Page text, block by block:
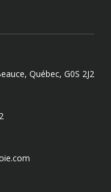
Québec, G0S 2J2